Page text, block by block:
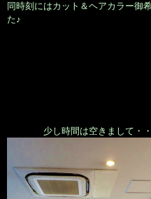
同時刻にはカット＆ヘアカラー御
た♪
少し時間は空きまして・・